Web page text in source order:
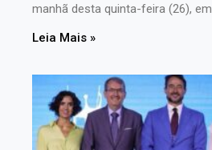
manhã desta quinta-feira (26), em
Leia Mais »